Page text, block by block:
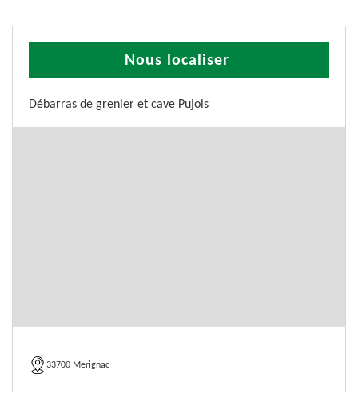
Nous localiser
Débarras de grenier et cave Pujols
33700 Merignac